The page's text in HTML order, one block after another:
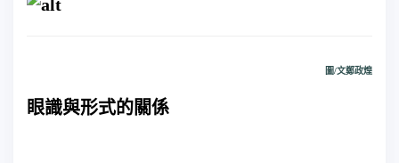
圖/文鄭政煌
眼識與形式的關係